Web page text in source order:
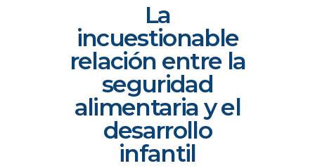
La
incuestionable
relación entre la
seguridad
alimentaria y el
desarrollo
infantil